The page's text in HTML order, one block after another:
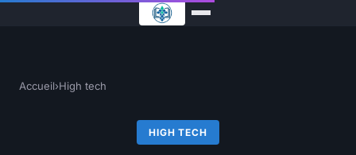
Accueil›High tech
HIGH TECH